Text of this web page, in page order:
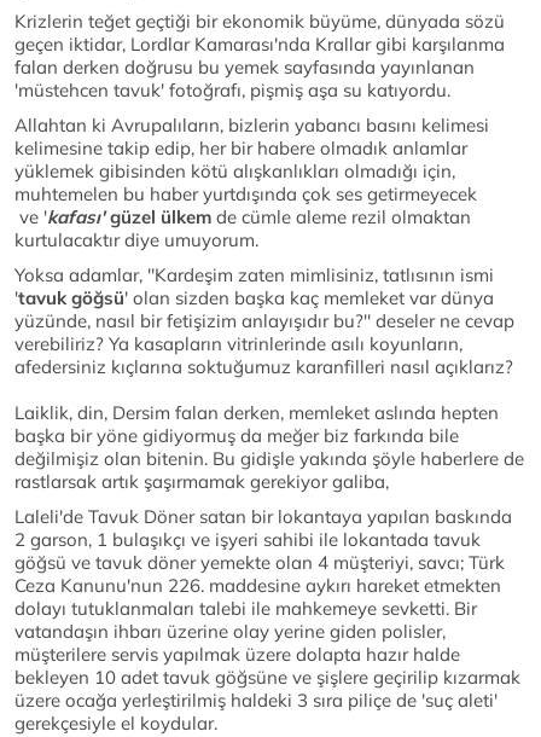
Krizlerin teğet geçtiği bir ekonomik büyüme, dünyada sözü
geçen iktidar, Lordlar Kamarası'nda Krallar gibi karşılanma
falan derken doğrusu bu yemek sayfasında yayınlanan
'müstehcen tavuk' fotoğrafı, pişmiş aşa su katıyordu.
Allahtan ki Avrupalıların, bizlerin yabancı basını kelimesi
kelimesine takip edip, her bir habere olmadık anlamlar
yüklemek gibisinden kötü alışkanlıkları olmadığı için,
muhtemelen bu haber yurtdışında çok ses getirmeyecek
ve 'kafası'güzel ülkem de cümle aleme rezil olmaktan
kurtulacaktır diye umuyorum.
Yoksa adamlar, ''Kardeşim zaten mimlisiniz, tatlısının ismi
'tavuk göğsü' olan sizden başka kaç memleket var dünya
yüzünde, nasıl bir fetişizim anlayışıdır bu?'' deseler ne cevap
verebiliriz? Ya kasapların vitrinlerinde asılı koyunların,
afedersiniz kıçlarına soktuğumuz karanfilleri nasıl açıklarız?
Laiklik, din, Dersim falan derken, memleket aslında hepten
başka bir yöne gidiyormuş da meğer biz farkında bile
değilmişiz olan bitenin. Bu gidişle yakında şöyle haberlere de
rastlarsak artık şaşırmamak gerekiyor galiba,
Laleli'de Tavuk Döner satan bir lokantaya yapılan baskında
2 garson, 1 bulaşıkçı ve işyeri sahibi ile lokantada tavuk
göğsü ve tavuk döner yemekte olan 4 müşteriyi, savcı; Türk
Ceza Kanunu'nun 226. maddesine aykırı hareket etmekten
dolayı tutuklanmaları talebi ile mahkemeye sevketti. Bir
vatandaşın ihbarı üzerine olay yerine giden polisler,
müşterilere servis yapılmak üzere dolapta hazır halde
bekleyen 10 adet tavuk göğsüne ve şişlere geçirilip kızarmak
üzere ocağa yerleştirilmiş haldeki 3 sıra piliçe de 'suç aleti'
gerekçesiyle el koydular.